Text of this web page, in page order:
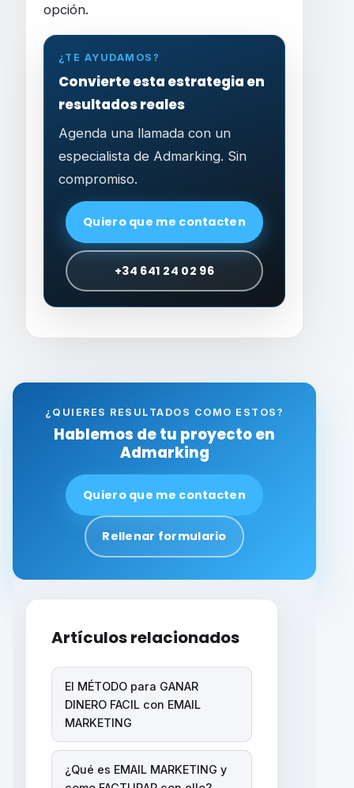
opción.
¿TE AYUDAMOS?
Convierte esta estrategia en
resultados reales
Agenda una llamada con un
especialista de Admarking. Sin
compromiso.
Quiero que me contacten
+34 641 24 02 96
¿QUIERES RESULTADOS COMO ESTOS?
Hablemos de tu proyecto en
Admarking
Quiero que me contacten
Rellenar formulario
Artículos relacionados
El MÉTODO para GANAR
DINERO FACIL con EMAIL
MARKETING
¿Qué es EMAIL MARKETING y